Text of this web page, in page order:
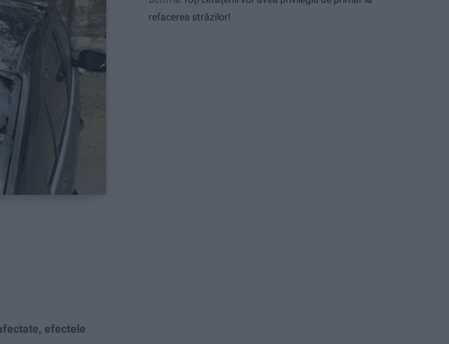
efectele
refacerea străzilor!